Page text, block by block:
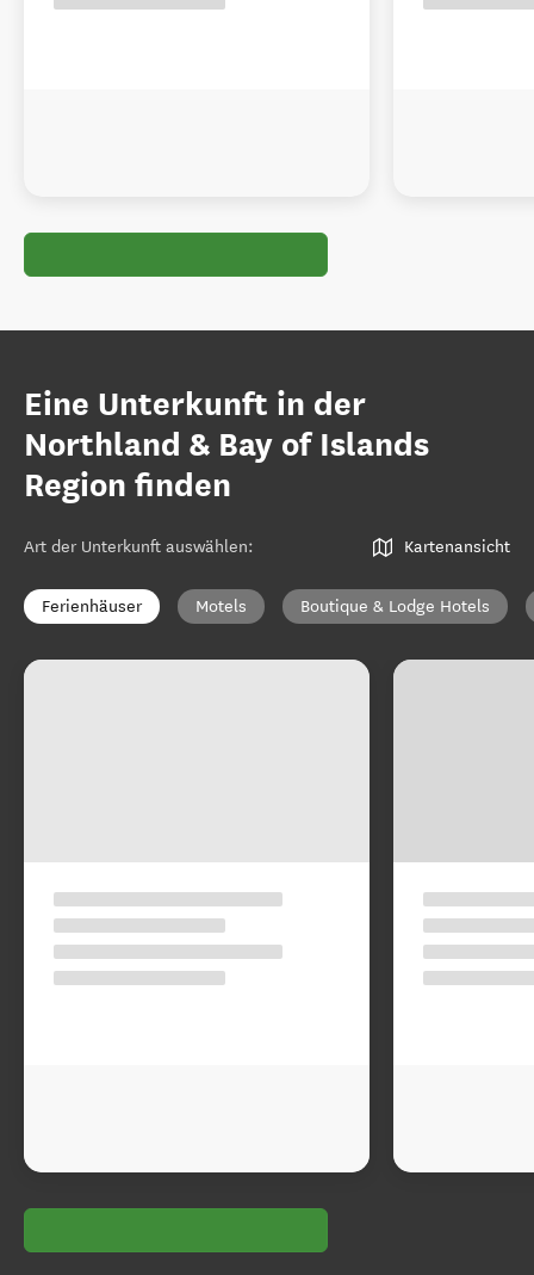
Eine Unterkunft in der
Northland & Bay of Islands
Region finden
Art der Unterkunft auswählen: Kartenansicht
Ferienhäuser Motels Boutique & Lodge Hotels